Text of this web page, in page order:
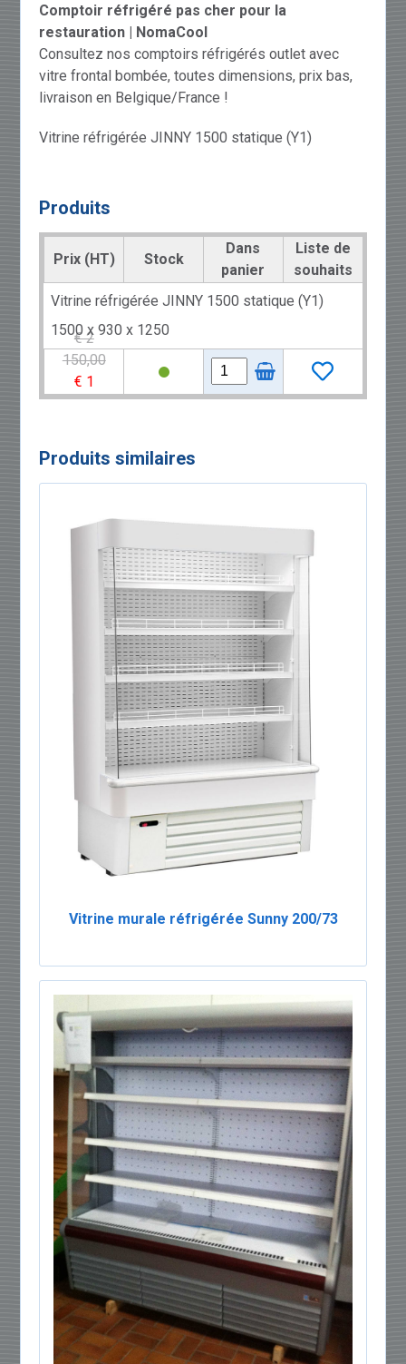
Comptoir réfrigéré pas cher pour la
restauration | NomaCool
Consultez nos comptoirs réfrigérés outlet avec
vitre frontal bombée, toutes dimensions, prix bas,
livraison en Belgique/France !
Vitrine réfrigérée JINNY 1500 statique (Y1)
Produits
Prix (HT) Stock
Dans
panier
Liste de
souhaits
Vitrine réfrigérée JINNY 1500 statique (Y1)
1500 x 930 x 1250
€ 2
150,00
€ 1
850,00
Produits similaires
Vitrine murale réfrigérée Sunny 200/73